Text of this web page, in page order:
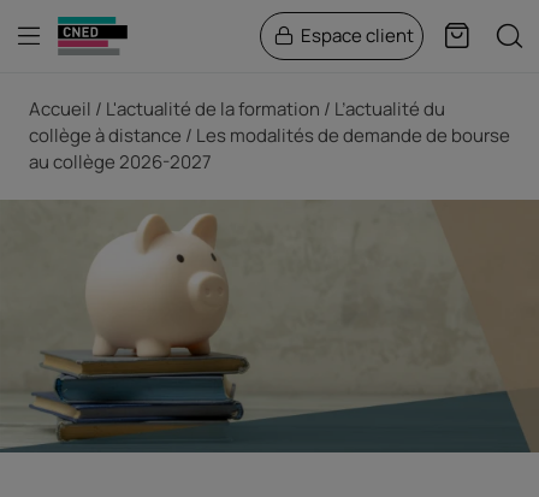
Menu Espace client Panier
Accueil L'actualité de la formation
L’actualité du
collège à distance
Les modalités de demande de bourse
au collège 2026-2027